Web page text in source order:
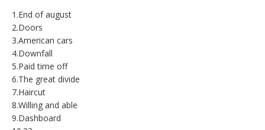
1.End of august
2.Doors
3.American cars
4.Downfall
5.Paid time off
6.The great divide
7.Haircut
8.Willing and able
9.Dashboard